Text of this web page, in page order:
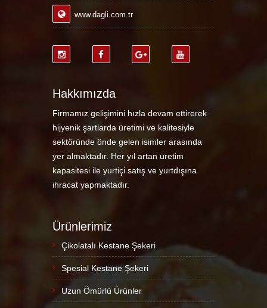
www.dagli.com.tr
Hakkımızda
Firmamız gelişimini hızla devam ettirerek
hijyenik şartlarda üretimi ve kalitesiyle
sektöründe önde gelen isimler arasında
yer almaktadır. Her yıl artan üretim
kapasitesi ile yurtiçi satış ve yurtdışına
ihracat yapmaktadır.
Ürünlerimiz
Çikolatalı Kestane Şekeri
Spesial Kestane Şekeri
Uzun Ömürlü Ürünler